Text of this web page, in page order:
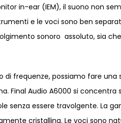
in-ear (IEM), il suono non
e le voci sono ben
sonoro assoluto, sia
di frequenze, possiamo fare
Final Audio A6000 si
senza essere travolgente. La
cristallina. Le voci sono